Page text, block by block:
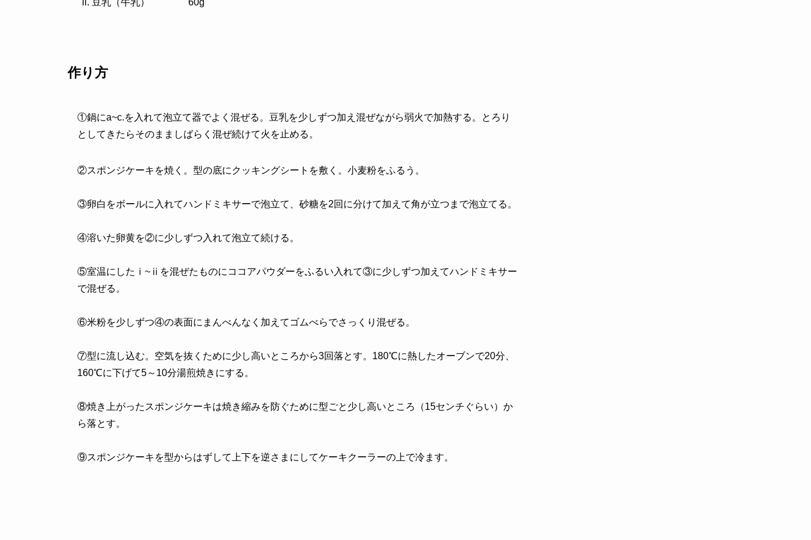
作り方
①鍋にa~c.を入れて泡立て器でよく混ぜる。豆乳を少しずつ加え混ぜながら弱火で加熱する。とろり
としてきたらそのまましばらく混ぜ続けて火を止める。
②スポンジケーキを焼く。型の底にクッキングシートを敷く。小麦粉をふるう。
③卵白をボールに入れてハンドミキサーで泡立て、砂糖を2回に分けて加えて角が立つまで泡立てる。
④溶いた卵黄を②に少しずつ入れて泡立て続ける。
⑤室温にしたⅰ~ⅱを混ぜたものにココアパウダーをふるい入れて③に少しずつ加えてハンドミキサー
で混ぜる。
⑥米粉を少しずつ④の表面にまんべんなく加えてゴムべらでさっくり混ぜる。
⑦型に流し込む。空気を抜くために少し高いところから3回落とす。180℃に熱したオーブンで20分、
160℃に下げて5～10分湯煎焼きにする。
⑧焼き上がったスポンジケーキは焼き縮みを防ぐために型ごと少し高いところ（15センチぐらい）か
ら落とす。
⑨スポンジケーキを型からはずして上下を逆さまにしてケーキクーラーの上で冷ます。